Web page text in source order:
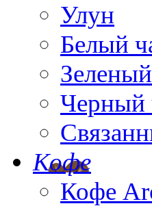
Улун
Белый
Черный
Кофе
Кофе